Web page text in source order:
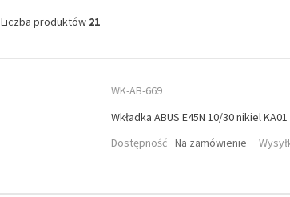
Liczba produktów 21
WK-AB-669
Wkładka ABUS E45N 10/30 nikiel
Dostępność Na zamówienie